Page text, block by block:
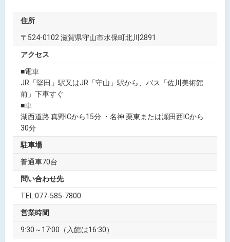
住所
〒524-0102 滋賀県守山市水保町北川2891
アクセス
■電車
JR「堅田」駅又はJR「守山」駅から、バス「佐川美術館
前」下車すぐ
■車
湖西道路 真野ICから15分 ・名神 栗東または瀬田西ICから
30分
駐車場
普通車70台
問い合わせ先
TEL:077-585-7800
営業時間
9:30～17:00（入館は16:30）